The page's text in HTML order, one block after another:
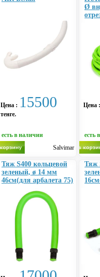
Цена : 15500
тенге.
есть в наличии
Salvimar
Ø
Цена
есть
Тяж S400 кольцевой
зеленый, ø 14 мм
46см(для арбалета 75)
Тяж